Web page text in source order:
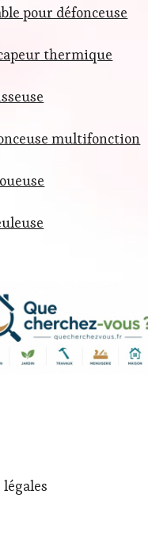
pour défonceuse
thermique
multifonction